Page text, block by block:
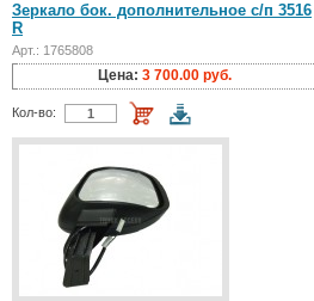
Зеркало бок. дополнительное с/п 3516
R
Арт.: 1765808
Цена: 3 700.00 руб.
Кол-во: